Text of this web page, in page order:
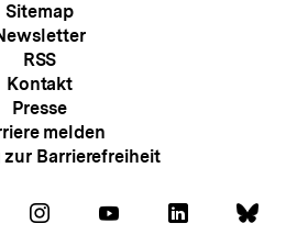
Sitemap
RSS
Kontakt
Presse
melden
zur Barrierefreiheit
Folgen
Auf
Folgen Folgen